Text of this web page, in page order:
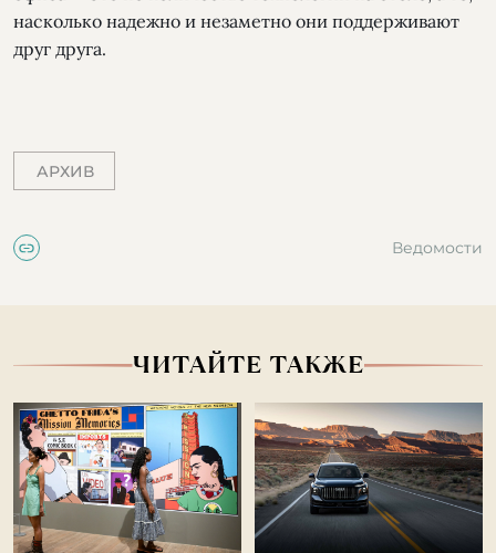
насколько надежно и незаметно они поддерживают
друг друга.
АРХИВ
Ведомости
ЧИТАЙТЕ ТАКЖЕ